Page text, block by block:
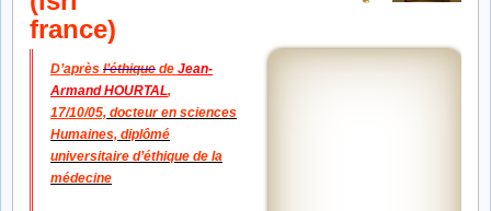
D’après l’éthique de Jean-
Armand HOURTAL,
17/10/05, docteur en sciences
Humaines, diplômé
universitaire d’éthique de la
médecine